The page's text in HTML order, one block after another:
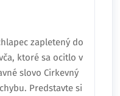
zapletený do
ktoré sa ocitlo v
slovo Cirkevný
Predstavte si